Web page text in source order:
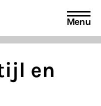
Menu
en